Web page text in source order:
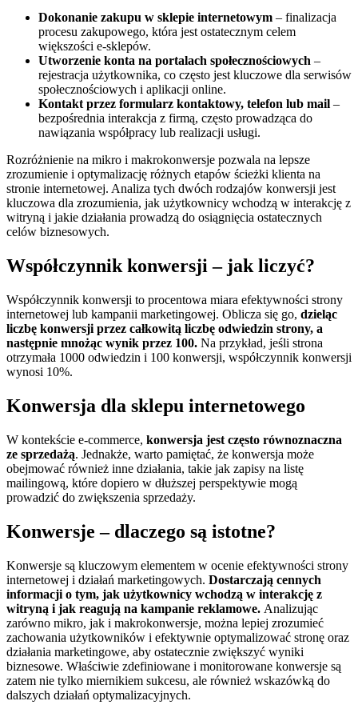
Dokonanie zakupu w sklepie internetowym – finalizacja
procesu zakupowego, która jest ostatecznym celem
większości e-sklepów.
Utworzenie konta na portalach społecznościowych –
rejestracja użytkownika, co często jest kluczowe dla serwisów
społecznościowych i aplikacji online.
Kontakt przez formularz kontaktowy, telefon lub mail –
bezpośrednia interakcja z firmą, często prowadząca do
nawiązania współpracy lub realizacji usługi.
Rozróżnienie na mikro i makrokonwersje pozwala na lepsze
zrozumienie i optymalizację różnych etapów ścieżki klienta na
stronie internetowej. Analiza tych dwóch rodzajów konwersji jest
kluczowa dla zrozumienia, jak użytkownicy wchodzą w interakcję z
witryną i jakie działania prowadzą do osiągnięcia ostatecznych
celów biznesowych.
Współczynnik konwersji – jak liczyć?
Współczynnik konwersji to procentowa miara efektywności strony
internetowej lub kampanii marketingowej. Oblicza się go, dzieląc
liczbę konwersji przez całkowitą liczbę odwiedzin strony, a
następnie mnożąc wynik przez 100. Na przykład, jeśli strona
otrzymała 1000 odwiedzin i 100 konwersji, współczynnik konwersji
wynosi 10%.
Konwersja dla sklepu internetowego
W kontekście e-commerce, konwersja jest często równoznaczna
ze sprzedażą. Jednakże, warto pamiętać, że konwersja może
obejmować również inne działania, takie jak zapisy na listę
mailingową, które dopiero w dłuższej perspektywie mogą
prowadzić do zwiększenia sprzedaży.
Konwersje – dlaczego są istotne?
Konwersje są kluczowym elementem w ocenie efektywności strony
internetowej i działań marketingowych. Dostarczają cennych
informacji o tym, jak użytkownicy wchodzą w interakcję z
witryną i jak reagują na kampanie reklamowe. Analizując
zarówno mikro, jak i makrokonwersje, można lepiej zrozumieć
zachowania użytkowników i efektywnie optymalizować stronę oraz
działania marketingowe, aby ostatecznie zwiększyć wyniki
biznesowe. Właściwie zdefiniowane i monitorowane konwersje są
zatem nie tylko miernikiem sukcesu, ale również wskazówką do
dalszych działań optymalizacyjnych.